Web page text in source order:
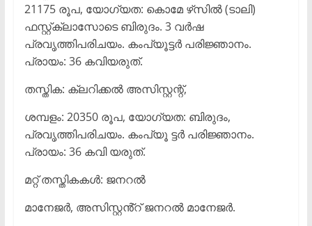
21175 രൂപ, യോഗ്യത: കൊമേ ഴ്‌സിൽ (ടാലി)
ഫസ്റ്റ്ക്ലാസോടെ ബിരുദം. 3 വർഷ
പ്രവൃത്തിപരിചയം. കംപ്യൂട്ടർ പരിജ്ഞാനം.
പ്രായം: 36 കവിയരുത്.
തസ്തിക: ക്ലറിക്കൽ അസിസ്റ്റന്റ്,
ശമ്പളം: 20350 രൂപ, യോഗ്യത: ബിരുദം,
പ്രവൃത്തിപരിചയം. കംപ്യൂ ട്ടർ പരിജ്ഞാനം.
പ്രായം: 36 കവി യരുത്.
മറ്റ് തസ്തികകൾ: ജനറൽ
മാനേജർ, അസിസ്റ്റൻ്റ് ജനറൽ മാനേജർ.